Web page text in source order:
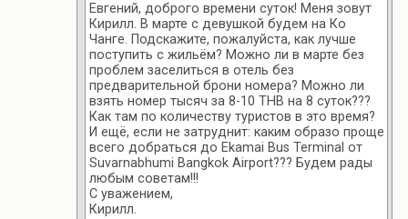
Евгений, доброго времени суток! Меня зовут
Кирилл. В марте с девушкой будем на Ко
Чанге. Подскажите, пожалуйста, как лучше
поступить с жильём? Можно ли в марте без
проблем заселиться в отель без
предварительной брони номера? Можно ли
взять номер тысяч за 8-10 THB на 8 суток???
Как там по количеству туристов в это время?
И ещё, если не затруднит: каким образо проще
всего добраться до Ekamai Bus Terminal от
Suvarnabhumi Bangkok Airport??? Будем рады
любым советам!!!
С уважением,
Кирилл.